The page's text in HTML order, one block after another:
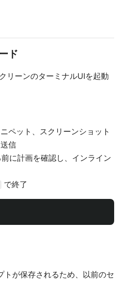
ド
リーンのターミナルUIを起動
ペット、スクリーンショット
信
に計画を確認し、インライン
で終了
トが保存されるため、以前のセ